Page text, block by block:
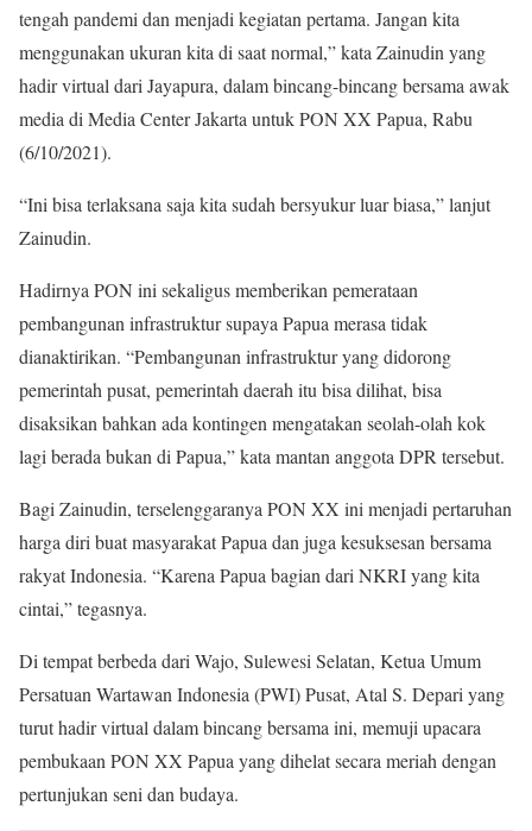
tengah pandemi dan menjadi kegiatan pertama. Jangan kita
menggunakan ukuran kita di saat normal,” kata Zainudin yang
hadir virtual dari Jayapura, dalam bincang-bincang bersama awak
media di Media Center Jakarta untuk PON XX Papua, Rabu
(6/10/2021).
“Ini bisa terlaksana saja kita sudah bersyukur luar biasa,” lanjut
Zainudin.
Hadirnya PON ini sekaligus memberikan pemerataan
pembangunan infrastruktur supaya Papua merasa tidak
dianaktirikan. “Pembangunan infrastruktur yang didorong
pemerintah pusat, pemerintah daerah itu bisa dilihat, bisa
disaksikan bahkan ada kontingen mengatakan seolah-olah kok
lagi berada bukan di Papua,” kata mantan anggota DPR tersebut.
Bagi Zainudin, terselenggaranya PON XX ini menjadi pertaruhan
harga diri buat masyarakat Papua dan juga kesuksesan bersama
rakyat Indonesia. “Karena Papua bagian dari NKRI yang kita
cintai,” tegasnya.
Di tempat berbeda dari Wajo, Sulewesi Selatan, Ketua Umum
Persatuan Wartawan Indonesia (PWI) Pusat, Atal S. Depari yang
turut hadir virtual dalam bincang bersama ini, memuji upacara
pembukaan PON XX Papua yang dihelat secara meriah dengan
pertunjukan seni dan budaya.